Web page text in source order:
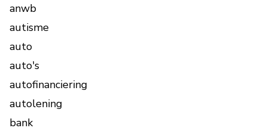
anwb
autisme
auto
auto's
autofinanciering
autolening
bank